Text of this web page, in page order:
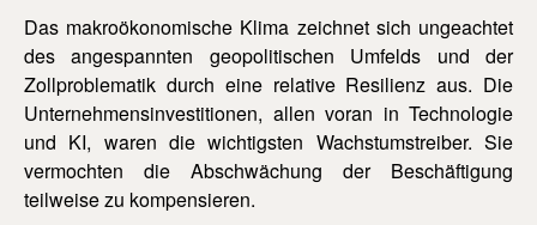
Das makroökonomische Klima zeichnet sich ungeachtet
des angespannten geopolitischen Umfelds und der
Zollproblematik durch eine relative Resilienz aus. Die
Unternehmensinvestitionen, allen voran in Technologie
und KI, waren die wichtigsten Wachstumstreiber. Sie
vermochten die Abschwächung der Beschäftigung
teilweise zu kompensieren.